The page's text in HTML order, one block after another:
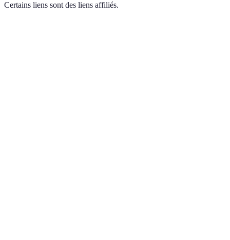
Certains liens sont des liens affiliés.